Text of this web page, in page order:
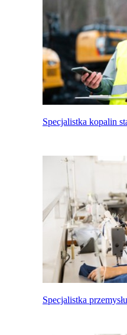
Specjalistka kopalin
Specjalistka